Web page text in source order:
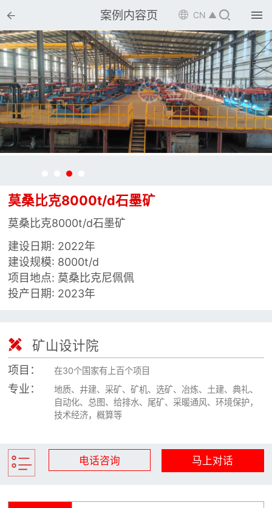
 案例内容页 CN ▲ 
莫桑比克8000t/d石墨矿
莫桑比克8000t/d石墨矿
建设日期: 2022年
建设规模: 8000t/d
项目地点: 莫桑比克尼佩佩
投产日期: 2023年
 矿山设计院
项目： 在30个国家有上百个项目
专业：
地质、井建、采矿、矿机、选矿、冶炼、土建、典礼、
自动化、总图、给排水、尾矿、采暖通风、环境保护，
技术经济，概算等
电话咨询 马上对话
 首页
 选矿设备
 配件耗材
 解决方案
 选矿总包
企业文化
专家团队